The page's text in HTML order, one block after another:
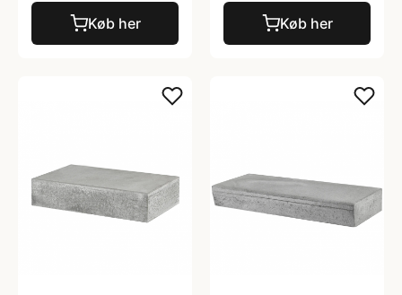
Køb her Køb her